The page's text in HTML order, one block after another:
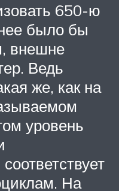
650-ю
было бы
внешне
Ведь
же, как на
уровень
На